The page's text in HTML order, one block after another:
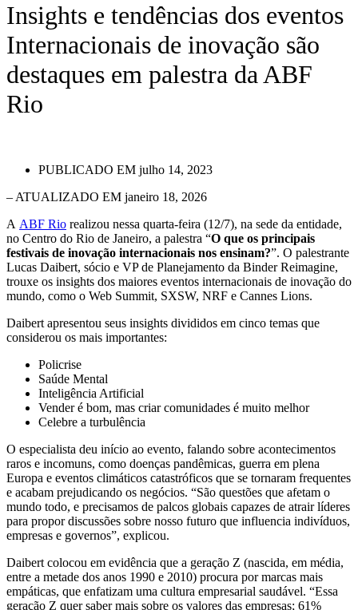
Insights e tendências dos eventos
Internacionais de inovação são
destaques em palestra da ABF
Rio
PUBLICADO EM julho 14, 2023
– ATUALIZADO EM janeiro 18, 2026
A ABF Rio realizou nessa quarta-feira (12/7), na sede da entidade,
no Centro do Rio de Janeiro, a palestra “O que os principais
festivais de inovação internacionais nos ensinam?”. O palestrante
Lucas Daibert, sócio e VP de Planejamento da Binder Reimagine,
trouxe os insights dos maiores eventos internacionais de inovação do
mundo, como o Web Summit, SXSW, NRF e Cannes Lions.
Daibert apresentou seus insights divididos em cinco temas que
considerou os mais importantes:
Policrise
Saúde Mental
Inteligência Artificial
Vender é bom, mas criar comunidades é muito melhor
Celebre a turbulência
O especialista deu início ao evento, falando sobre acontecimentos
raros e incomuns, como doenças pandêmicas, guerra em plena
Europa e eventos climáticos catastróficos que se tornaram frequentes
e acabam prejudicando os negócios. “São questões que afetam o
mundo todo, e precisamos de palcos globais capazes de atrair líderes
para propor discussões sobre nosso futuro que influencia indivíduos,
empresas e governos”, explicou.
Daibert colocou em evidência que a geração Z (nascida, em média,
entre a metade dos anos 1990 e 2010) procura por marcas mais
empáticas, que enfatizam uma cultura empresarial saudável. “Essa
geração Z quer saber mais sobre os valores das empresas; 61%